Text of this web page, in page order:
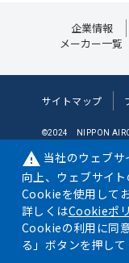
企業情報
メーカー一覧
サイトマップ
©2024 NIPPON
warning 当社のウェブ
向上、ウェブサイト
Cookieを使用してお
詳しくはCookieポ
Cookieの利用に同
る」ボタンを押して